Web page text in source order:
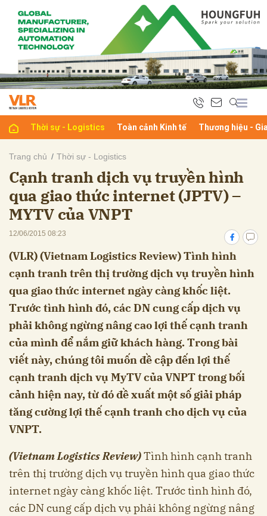
Thời sự - Logistics Toàn cảnh Kinh tế Thương hiệu -
Trang chủ Thời sự - Logistics
Cạnh tranh dịch vụ truyền hình
qua giao thức internet (JPTV) –
MYTV của VNPT
12/06/2015 08:23
(VLR) (Vietnam Logistics Review) Tình hình
cạnh tranh trên thị trường dịch vụ truyền hình
qua giao thức internet ngày càng khốc liệt.
Trước tình hình đó, các DN cung cấp dịch vụ
phải không ngừng nâng cao lợi thế cạnh tranh
của mình để nắm giữ khách hàng. Trong bài
viết này, chúng tôi muốn đề cập đến lợi thế
cạnh tranh dịch vụ MyTV của VNPT trong bối
cảnh hiện nay, từ đó đề xuất một số giải pháp
tăng cường lợi thế cạnh tranh cho dịch vụ của
VNPT.
(Vietnam Logistics Review)Tình hình cạnh tranh
trên thị trường dịch vụ truyền hình qua giao thức
internet ngày càng khốc liệt. Trước tình hình đó,
các DN cung cấp dịch vụ phải không ngừng nâng
luận
Hủy